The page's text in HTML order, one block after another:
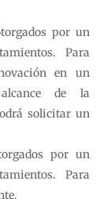
por un
Para
en un
de la
solicitar un
por un
Para